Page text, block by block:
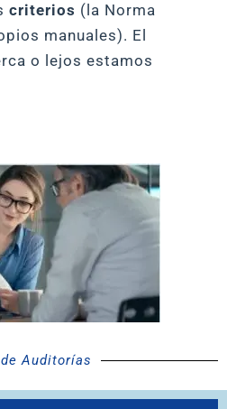
criterios (la Norma
manuales). El
o lejos estamos
Auditorías